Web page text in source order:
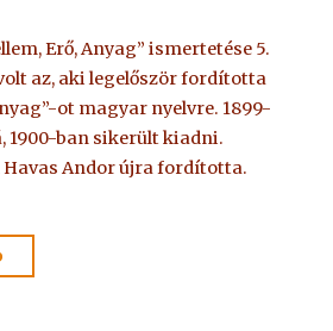
Erő, Anyag” ismertetése 5.
az, aki legelőször fordította
ot magyar nyelvre. 1899-
1900-ban sikerült kiadni.
Havas Andor újra fordította.
–